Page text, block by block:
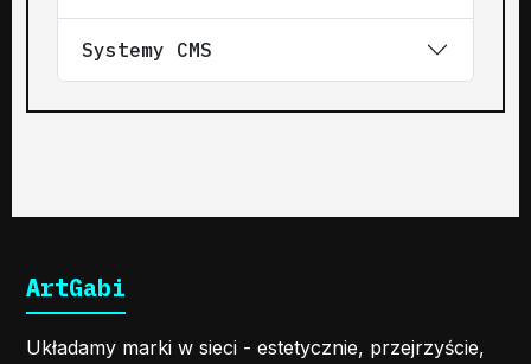
Systemy CMS
ArtGabi
Układamy marki w sieci - estetycznie, przejrzyście,